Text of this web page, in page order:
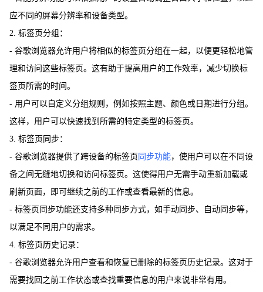
应不同的屏幕分辨率和设备类型。
2. 标签页分组：
- 谷歌浏览器允许用户将相似的标签页分组在一起，以便更轻松地管
理和访问这些标签页。这有助于提高用户的工作效率，减少切换标
签页所需的时间。
- 用户可以自定义分组规则，例如按照主题、颜色或日期进行分组。
这样，用户可以快速找到所需的特定类型的标签页。
3. 标签页同步：
- 谷歌浏览器提供了跨设备的标签页 同步功能，使用户可以在不同设
备之间无缝地切换和访问标签页。这使得用户无需手动重新加载或
刷新页面，即可继续之前的工作或查看最新的信息。
- 标签页同步功能还支持多种同步方式，如手动同步、自动同步等，
以满足不同用户的需求。
4. 标签页历史记录：
- 谷歌浏览器允许用户查看和恢复已删除的标签页历史记录。这对于
需要找回之前工作状态或查找重要信息的用户来说非常有用。